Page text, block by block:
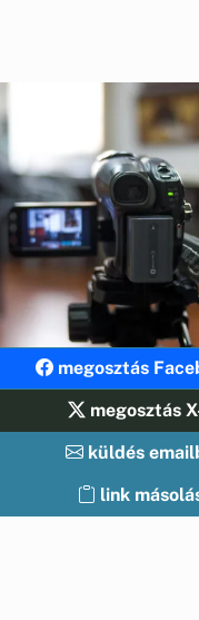
megosztás
megosztás
küldés
link